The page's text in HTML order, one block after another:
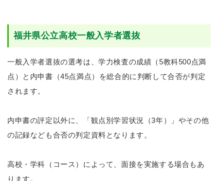
福井県公立高校一般入学者選抜
一般入学者選抜の選考は、学力検査の成績（5教科500点満
点）と内申書（45点満点）を総合的に判断して合否が判定
されます。
内申書の評定以外に、「観点別学習状況（3年）」やその他
の記録なども合否の判定資料となります。
高校・学科（コース）によって、面接を実施する場合もあ
ります。